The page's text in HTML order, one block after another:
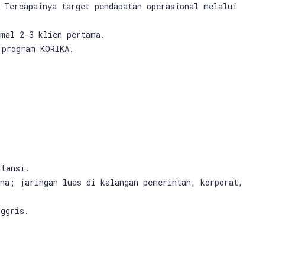
target pendapatan operasional melalui
2-3 klien pertama.
KORIKA.
jaringan luas di kalangan pemerintah, korporat,